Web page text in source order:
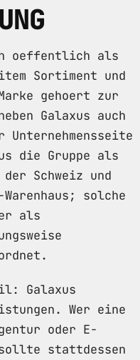
oeffentlich als
Sortiment und
gehoert zur
Galaxus auch
die Gruppe als
Schweiz und
solche
als
Galaxus
Wer eine
oder E-
sollte stattdessen